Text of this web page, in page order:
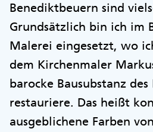
Benediktbeuern sind
Grundsätzlich bin ich im
Malerei eingesetzt, wo
dem Kirchenmaler
barocke Bausubstanz des
restauriere. Das heißt
ausgeblichene Farben